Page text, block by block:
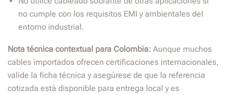
no cumple con los requisitos EMI y ambientales del
entorno industrial.
Nota técnica contextual para Colombia: Aunque muchos
cables importados ofrecen certificaciones internacionales,
valide la ficha técnica y asegúrese de que la referencia
cotizada está disponible para entrega local y es